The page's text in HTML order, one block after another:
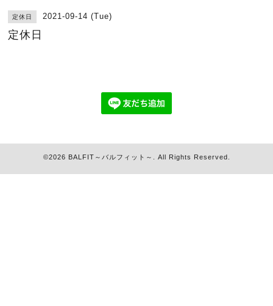
定休日 2021-09-14 (Tue)
定休日
©2026 BALFIT～バルフィット～ . All Rights Reserved.